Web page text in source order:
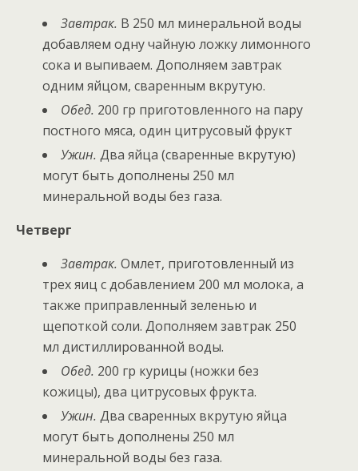
Завтрак. В 250 мл минеральной воды
добавляем одну чайную ложку лимонного
сока и выпиваем. Дополняем завтрак
одним яйцом, сваренным вкрутую.
Обед. 200 гр приготовленного на пару
постного мяса, один цитрусовый фрукт
Ужин. Два яйца (сваренные вкрутую)
могут быть дополнены 250 мл
минеральной воды без газа.
Четверг
Завтрак. Омлет, приготовленный из
трех яиц с добавлением 200 мл молока, а
также приправленный зеленью и
щепоткой соли. Дополняем завтрак 250
мл дистиллированной воды.
Обед. 200 гр курицы (ножки без
кожицы), два цитрусовых фрукта.
Ужин. Два сваренных вкрутую яйца
могут быть дополнены 250 мл
минеральной воды без газа.